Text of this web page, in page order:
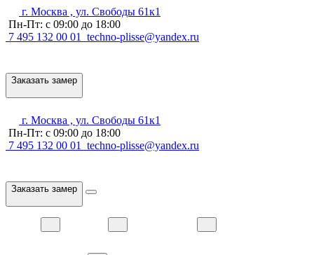
г. Москва , ул. Свободы 61к1
Пн-Пт: с 09:00 до 18:00
7 495 132 00 01
techno-plisse@yandex.ru
Заказать замер
г. Москва , ул. Свободы 61к1
Пн-Пт: с 09:00 до 18:00
7 495 132 00 01
techno-plisse@yandex.ru
Заказать замер